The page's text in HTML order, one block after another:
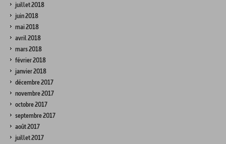
juillet 2018
juin 2018
mai 2018
avril 2018
mars 2018
février 2018
janvier 2018
décembre 2017
novembre 2017
octobre 2017
septembre 2017
août 2017
juillet 2017